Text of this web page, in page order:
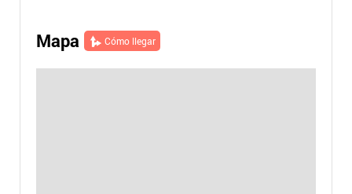
Mapa Cómo llegar